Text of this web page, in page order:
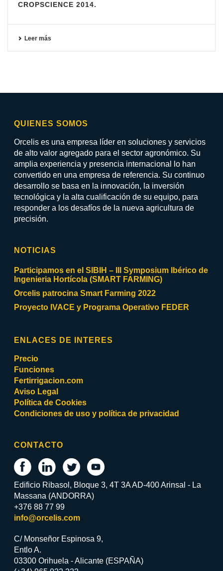
CROPSCIENCE 2014.
Leer más
QUIENES SOMOS
Orcelis es una empresa líder en soluciones y servicios
de alto valor agregado para el sector agronómico. Su
amplia experiencia y presencia internacional lo han
convertido en una empresa de referencia. Su continuo
desarrollo se basa en la innovación, la inversión
tecnológica y la alta cualificación de su equipo, para
responder a los desafíos de la nueva agricultura de
precisión.
NOTICIAS
Participamos en el SIBIH – III Symposium Ibérico de
Ingenieria Hortícola (SMART FARMING)
Orcelis patrocina Smart Farming 2022
Proyecto IVACE y Programa Operativo FEDER
ENLACES DE INTERES
Precio
Funciones
Fertirrigacion.com
Aviso Legal
Política de Cookies
Condiciones de uso y política de privacidad
CONTACTO
Edificio Ribasol, Bloque 3, 4T 3A AD-400 Arinsal - La
Massana (ANDORRA)
+376 88 77 99
info@orcelis.com
C/ Monseñor Espinosa 9,
Entlo A.
03300 Orihuela - Alicante (ESPAÑA)